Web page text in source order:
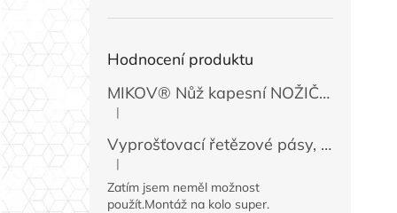
Hodnocení produktu
MIKOV® Nůž kapesní NOŽIČKA 131-NZn-1 zavírací, 74 mm
Hodnocení produktu je 5 z 5 hvězdiček.
|
Vyprošťovací řetězové pásy, 2 ks
Hodnocení produktu je 5 z 5 hvězdiček.
|
Zatím jsem neměl možnost
použít.Montáž na kolo super.